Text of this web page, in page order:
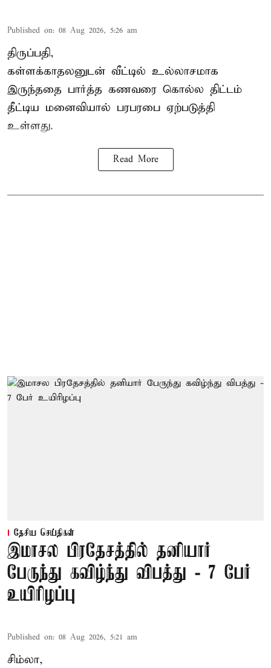
Published on: 08 Aug 2026, 5:26 am
திருப்பதி,
கள்ளக்காதலனுடன் வீட்டில் உல்லாசமாக
இருந்ததை பார்த்த கணவரை கொல்ல திட்டம்
தீட்டிய மனைவியால் பரபரபை ஏற்படுத்தி
உள்ளது.
Read More
தேசிய செய்திகள்
இமாசல பிரதேசத்தில் தனியார்
பேருந்து கவிழ்ந்து விபத்து - 7 பேர்
உயிரிழப்பு
Published on: 08 Aug 2026, 5:21 am
சிம்லா,